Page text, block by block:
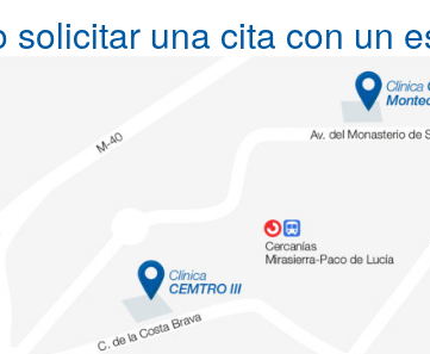
solicitar una cita con un